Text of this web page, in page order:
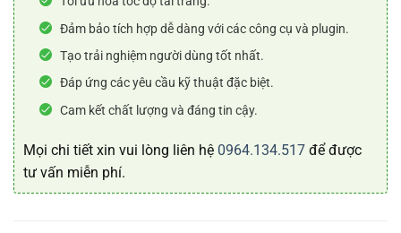
Đảm bảo tích hợp dễ dàng với các công cụ và plugin.
Tạo trải nghiệm người dùng tốt nhất.
Đáp ứng các yêu cầu kỹ thuật đặc biệt.
Cam kết chất lượng và đáng tin cậy.
Mọi chi tiết xin vui lòng liên hệ 0964.134.517 để được
tư vấn miễn phí.